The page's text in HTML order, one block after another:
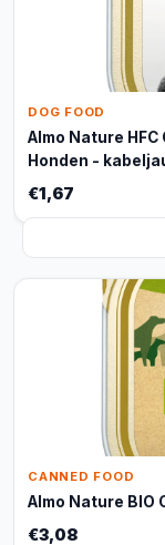
DOG FOOD
Almo Nature
Honden -
€1,67
CANNED FOOD
Almo Nature BIO
€3,08